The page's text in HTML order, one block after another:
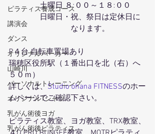
ピラティス養成コース
講演会
ダンス
オリジナルパーカー
山崎川
パーソナルトレーニング
オリジナルTシャツ
乳がん術後ヨガ
乳がん術後ピラティス
土曜日 ８:００～１８:００
日曜日・祝、祭日は定休日に
なります。
P４台 自転車置場あり
瑞穂区役所駅（１番出口を北（右）へ
５０ｍ）
詳しくは、Studio ohana FITNESSのホー
ムページでご確認下さい。
ピラティス教室、ヨガ教室、TRX教室、